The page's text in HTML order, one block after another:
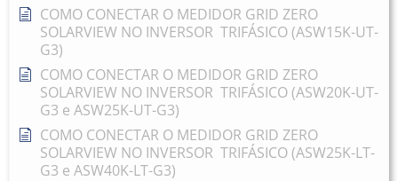
COMO CONECTAR O MEDIDOR GRID ZERO
SOLARVIEW NO INVERSOR TRIFÁSICO (ASW15K-UT-
G3)
COMO CONECTAR O MEDIDOR GRID ZERO
SOLARVIEW NO INVERSOR TRIFÁSICO (ASW20K-UT-
G3 e ASW25K-UT-G3)
COMO CONECTAR O MEDIDOR GRID ZERO
SOLARVIEW NO INVERSOR TRIFÁSICO (ASW25K-LT-
G3 e ASW40K-LT-G3)